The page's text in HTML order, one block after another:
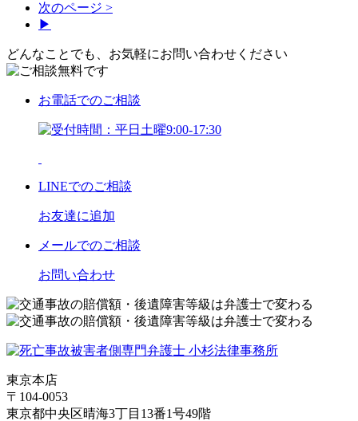
次のページ >
▶
どんなことでも、お気軽にお問い合わせください
お電話でのご相談
LINEでのご相談
お友達に追加
メールでのご相談
お問い合わせ
東京本店
〒104-0053
東京都中央区晴海3丁目13番1号49階